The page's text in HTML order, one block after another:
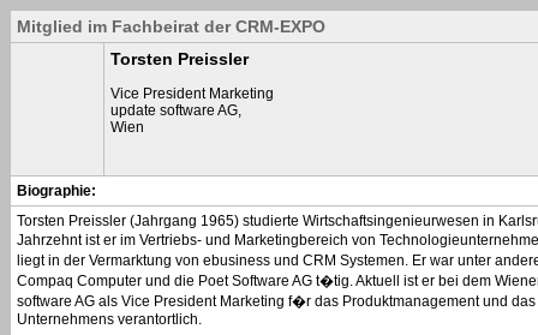
Mitglied im Fachbeirat der CRM-EXPO
Torsten Preissler
Vice President Marketing
update software AG,
Wien
Biographie:
Torsten Preissler (Jahrgang 1965) studierte Wirtschaftsingenieurwesen in
Jahrzehnt ist er im Vertriebs- und Marketingbereich von
liegt in der Vermarktung von ebusiness und CRM Systemen. Er war unter
Compaq Computer und die Poet Software AG t�tig. Aktuell ist er bei dem
software AG als Vice President Marketing f�r das Produktmanagement und
Unternehmens verantortlich.